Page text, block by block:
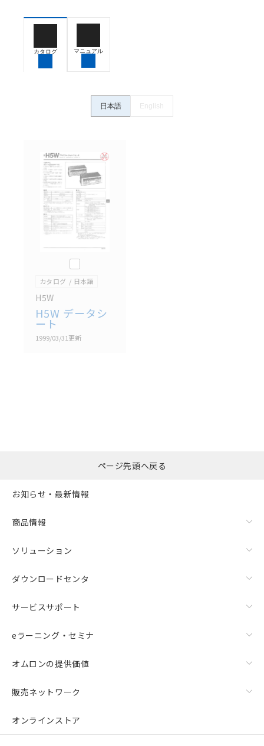
うな用途に使用される場合には、システム全体として
保できるよう設計されていること、および本製品が全
ていることを、必ず事前に確認してください。
ン事例は参考用ですので、ご採用に際しては機器・装
置の機能や安全性をご確認のうえご使用ください。・
ている可能性がありますがご容赦ください。
記載されているサービス内容や連絡先等は作成当時の
ものであり、変更・改定させていただいている可能性
があります。改めて当サイトの掲載内容をご確認のう
え、ご用命下さいますようお願いいたします。
カタログ マニュアル
日本語 English
このカタログを選択
カタログ 日本語
H5W
H5W データシ
ート
1999/03/31更新
括ダウンロード
ページ先頭へ戻る
お知らせ・最新情報
商品情報
ソリューション
ダウンロードセンタ
サービスサポート
eラーニング・セミナ
オムロンの提供価値
販売ネットワーク
オンラインストア